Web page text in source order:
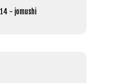
- jomushi